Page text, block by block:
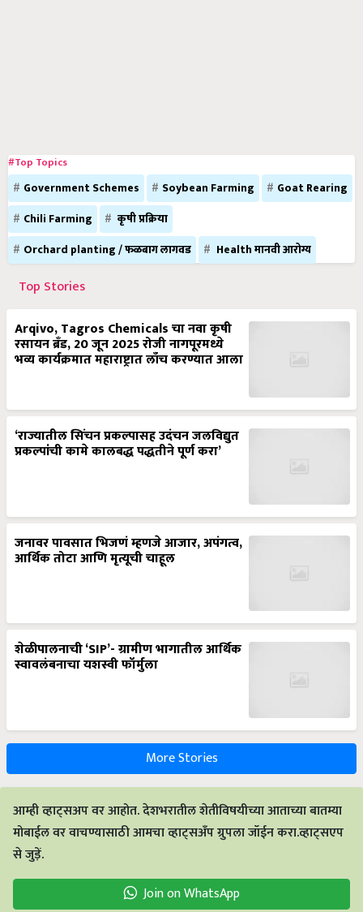
#Top Topics
Government Schemes Soybean Farming
Goat Rearing
Chili Farming
कृषी प्रक्रिया
Orchard planting / फळबाग लागवड
Health मानवी आरोग्य
Top Stories
Arqivo, Tagros Chemicals चा नवा कृषी
रसायन ब्रँड, 20 जून 2025 रोजी नागपूरमध्ये
भव्य कार्यक्रमात महाराष्ट्रात लाँच करण्यात आला
‘राज्यातील सिंचन प्रकल्पासह उदंचन जलविद्युत
प्रकल्पांची कामे कालबद्ध पद्धतीने पूर्ण करा’
जनावर पावसात भिजणं म्हणजे आजार, अपंगत्व,
आर्थिक तोटा आणि मृत्यूची चाहूल
शेळीपालनाची ‘SIP’- ग्रामीण भागातील आर्थिक
स्वावलंबनाचा यशस्वी फॉर्मुला
More Stories
आम्ही व्हाट्सअप वर आहोत. देशभरातील शेतीविषयीच्या आताच्या बातम्या
मोबाईल वर वाचण्यासाठी आमचा व्हाट्सअँप ग्रुपला जॉईन करा.व्हाट्सएप
से जुड़ें.
Join on WhatsApp